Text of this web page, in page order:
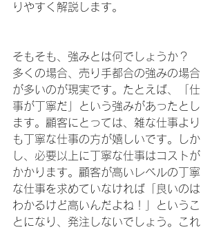
りやすく解説します。
そもそも、強みとは何でしょうか？
多くの場合、売り手都合の強みの場合
が多いのが現実です。たとえば、「仕
事が丁寧だ」という強みがあったとし
ます。顧客にとっては、雑な仕事より
も丁寧な仕事の方が嬉しいです。しか
し、必要以上に丁寧な仕事はコストが
かかります。顧客が高いレベルの丁寧
な仕事を求めていなければ「良いのは
わかるけど高いんだよね！」というこ
とになり、発注しないでしょう。これ